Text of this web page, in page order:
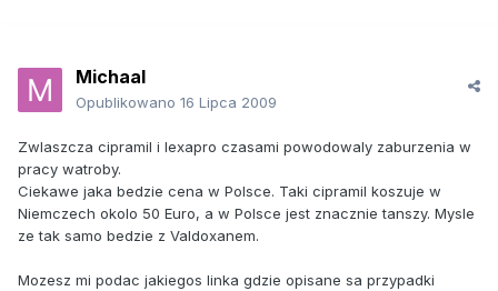
Michaal
Opublikowano 16 Lipca 2009
Zwlaszcza cipramil i lexapro czasami powodowaly zaburzenia w
pracy watroby.
Ciekawe jaka bedzie cena w Polsce. Taki cipramil koszuje w
Niemczech okolo 50 Euro, a w Polsce jest znacznie tanszy. Mysle
ze tak samo bedzie z Valdoxanem.
Mozesz mi podac jakiegos linka gdzie opisane sa przypadki